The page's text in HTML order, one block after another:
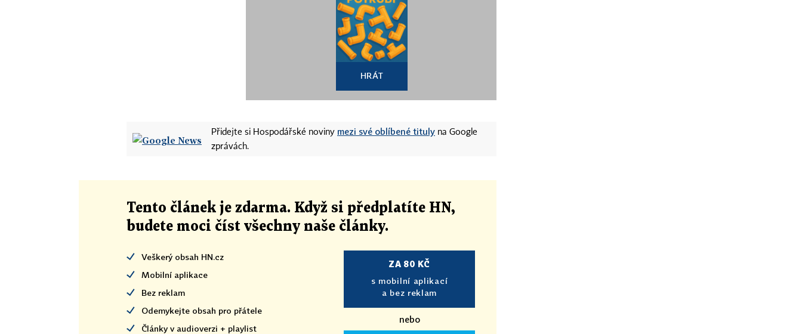
HRÁT
Přidejte si Hospodářské noviny mezi své oblíbené tituly na Google
zprávách.
Tento článek je zdarma. Když si předplatíte HN,
budete moci číst všechny naše články.
Veškerý obsah HN.cz
Mobilní aplikace
Bez reklam
Odemykejte obsah pro přátele
Články v audioverzi + playlist
ZA 80 KČ
s mobilní aplikací
a bez reklam
nebo